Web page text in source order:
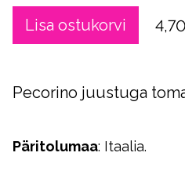
Lisa ostukorvi
Pecorino juustuga
Päritolumaa: Itaalia.